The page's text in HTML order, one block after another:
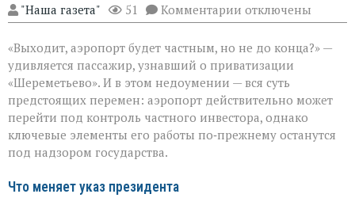
"Наша газета" 51 Комментарии к
записи
что
уйдёт
частные
руки,
а
что
останется
отключены
«Выходит, аэропорт будет частным, но не до конца?» —
удивляется пассажир, узнавший о приватизации
«Шереметьево». И в этом недоумении — вся суть
предстоящих перемен: аэропорт действительно может
перейти под контроль частного инвестора, однако
ключевые элементы его работы по‑прежнему останутся
под надзором государства.
Что меняет указ президента